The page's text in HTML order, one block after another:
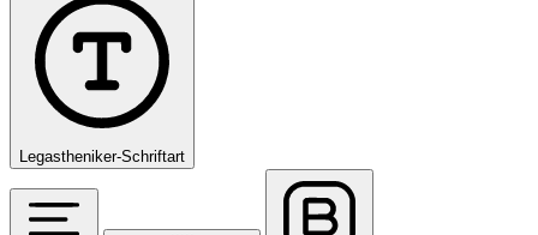
Legastheniker-Schriftart